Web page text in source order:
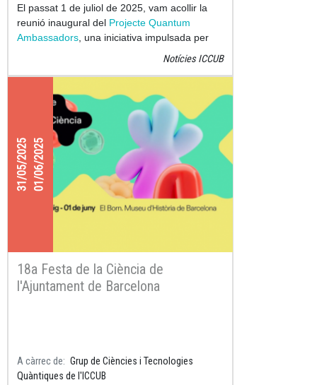
El passat 1 de juliol de 2025, vam acollir la
reunió inaugural del Projecte Quantum
Ambassadors , una iniciativa impulsada per
Institut de Ciències del Cosmos de la
(IN2UB)en col·laboració amb laCatalonia
Quantum Academy (CQA),la Facultat de
i l’
Notícies ICCUB
31/05/202501/06/2025
18a Festa de la Ciència de
l'Ajuntament de Barcelona
A càrrec de
Grup de Ciències i Tecnologies
Quàntiques de l'ICCUB